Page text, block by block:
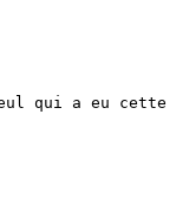
qui a eu cette